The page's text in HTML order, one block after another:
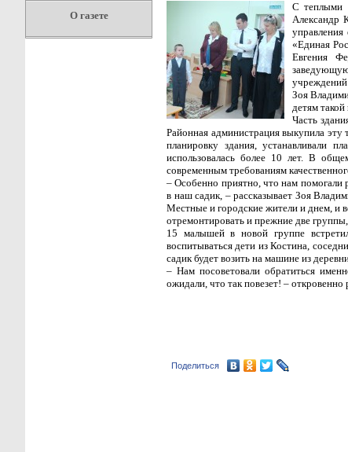
О газете
С теплыми
Александр
управления
«Единая
Евгения
Зоя
детям такой
Часть
Районная администрация выкупила
планировку здания, устанавливали
использовалась более 10 лет. В
современным требованиям
– Особенно приятно, что нам помогали
в наш садик, – рассказывает Зоя
Местные и городские жители и днем, и
отремонтировать и прежние две
15 малышей в новой группе
воспитываться дети из Костина,
садик будет возить на машине из
– Нам посоветовали обратиться
ожидали, что так повезет! –
Поделиться